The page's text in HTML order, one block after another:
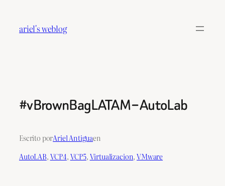
contenido
ariel's weblog
#vBrownBagLATAM – AutoLab
Escrito porAriel Antiguaen
AutoLAB, VCP4, VCP5, Virtualizacion, VMware